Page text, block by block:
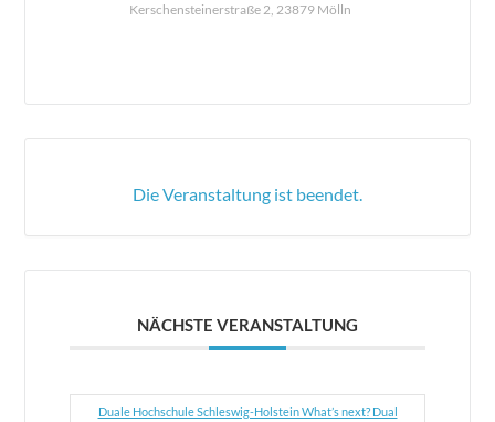
Kerschensteinerstraße 2, 23879 Mölln
Die Veranstaltung ist beendet.
NÄCHSTE VERANSTALTUNG
Duale Hochschule Schleswig-Holstein What’s next? Dual